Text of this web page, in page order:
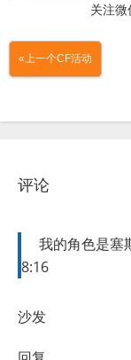
关注
«上一个CF活动
评论
我的角色是塞
8:16
沙发